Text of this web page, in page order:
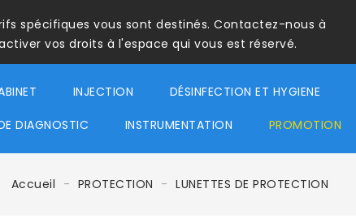
spécifiques vous sont destinés. Contactez-nous à
vos droits à l'espace qui vous est réservé.
INJECTION DÉSINFECTION ET HYGIENE
DIAGNOSTIC INSTRUMENTATION PROMOTION
Accueil PROTECTION LUNETTES DE PROTECTION